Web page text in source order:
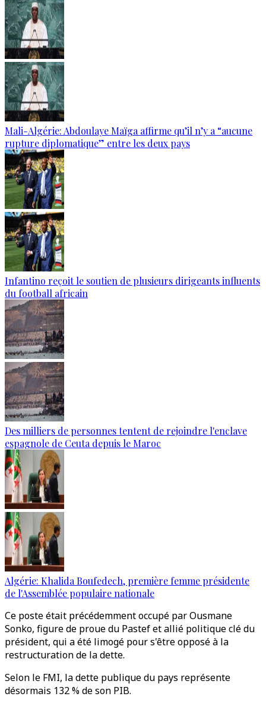
Mali-Algérie: Abdoulaye Maïga affirme qu’il n’y a “aucune
rupture diplomatique” entre les deux pays
Infantino reçoit le soutien de plusieurs dirigeants influents
du football africain
Des milliers de personnes tentent de rejoindre l'enclave
espagnole de Ceuta depuis le Maroc
Algérie: Khalida Boufedech, première femme présidente
de l'Assemblée populaire nationale
Ce poste était précédemment occupé par Ousmane
Sonko, figure de proue du Pastef et allié politique clé du
président, qui a été limogé pour s'être opposé à la
restructuration de la dette.
Selon le FMI, la dette publique du pays représente
désormais 132 % de son PIB.